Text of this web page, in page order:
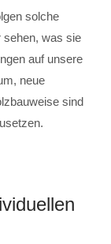
solche
sehen, was sie
auf unsere
neue
sind